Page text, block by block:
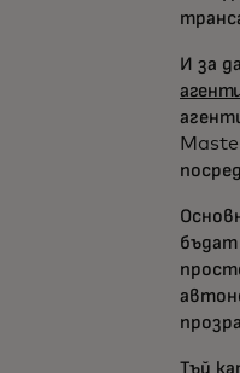
И за
бъдат
Тъй